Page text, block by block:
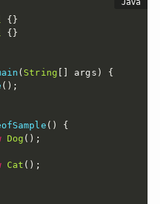
{}
{}
( String [ ] args )
{
( ) ;
( )
{
Dog ( ) ;
Cat ( ) ;